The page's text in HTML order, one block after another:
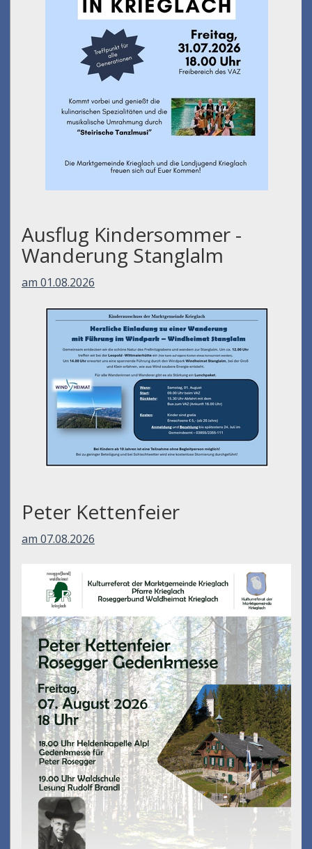
Ausflug Kindersommer -
Wanderung Stanglalm
am 01.08.2026
Peter Kettenfeier
am 07.08.2026